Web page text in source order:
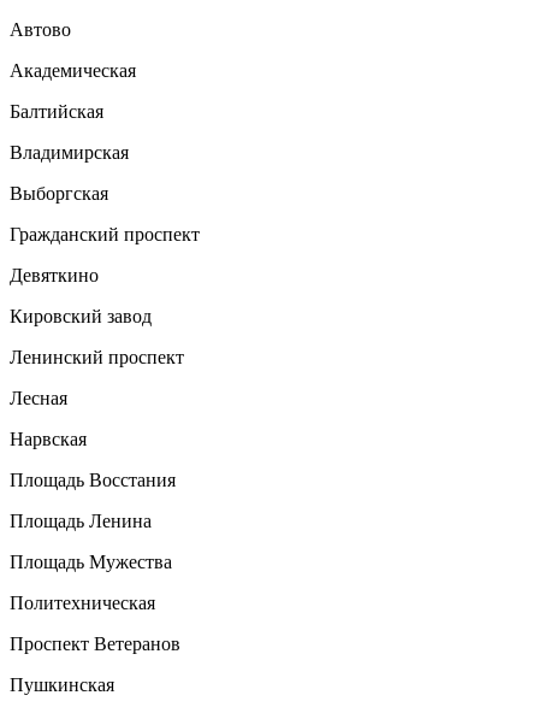
Автово
Академическая
Балтийская
Владимирская
Выборгская
Гражданский проспект
Девяткино
Кировский завод
Ленинский проспект
Лесная
Нарвская
Площадь Восстания
Площадь Ленина
Площадь Мужества
Политехническая
Проспект Ветеранов
Пушкинская